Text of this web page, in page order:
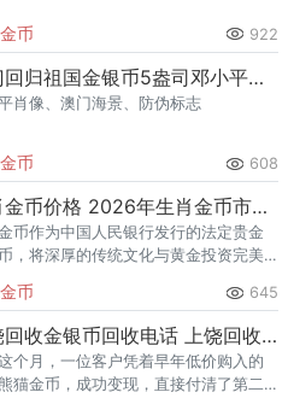
币 922
澳门回归祖国金银币5盎司邓小平肖像金币
肖像、澳门海景、防伪标志
币 608
生肖金币价格 2026年生肖金币市场行情
币作为中国人民银行发行的法定贵金
，将深厚的传统文化与黄金投资完美
量、发行年份、工艺（本色/彩色）及
稀缺度共同决定。例如，
币 645
上饶回收金银币回收电话 上饶回收金银币最新价格
个月，一位客户凭着早年低价购入的
猫金币，成功变现，直接付清了第二